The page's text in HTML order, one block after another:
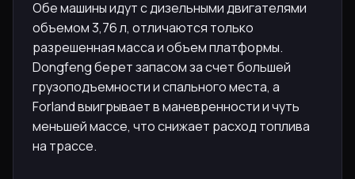
Обе машины идут с дизельными двигателями
объемом 3,76 л, отличаются только
разрешенная масса и объем платформы.
Dongfeng берет запасом за счет большей
грузоподъемности и спального места, а
Forland выигрывает в маневренности и чуть
меньшей массе, что снижает расход топлива
на трассе.